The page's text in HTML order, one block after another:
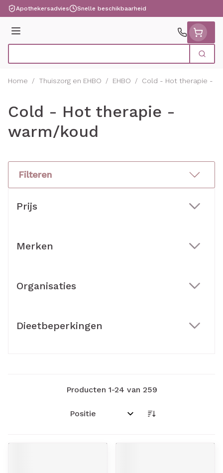
Ga naar de inhoud
Apothekersadvies Snelle beschikbaarheid
Menu
Zoek
Home / Thuiszorg en EHBO / EHBO / Cold - Hot therapie -
Cold - Hot therapie -
warm/koud
Filteren
Prijs
Merken
Organisaties
Dieetbeperkingen
Producten 1-24 van 259
Sorteer op: